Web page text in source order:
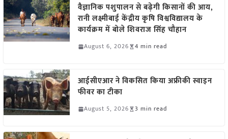
वैज्ञानिक पशुपालन से बढ़ेगी किसानों की आय,
रानी लक्ष्मीबाई केंद्रीय कृषि विश्वविद्यालय के
कार्यक्रम में बोले शिवराज सिंह चौहान
August 6, 2026 4 min read
आईसीएआर ने विकसित किया अफ्रीकी स्वाइन
फीवर का टीका
August 5, 2026 3 min read